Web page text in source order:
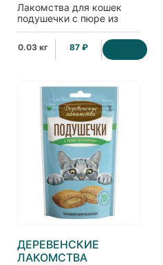
Лакомства для кошек
подушечки с пюре из
краба
0.03 кг 87 ₽
ДЕРЕВЕНСКИЕ
ЛАКОМСТВА